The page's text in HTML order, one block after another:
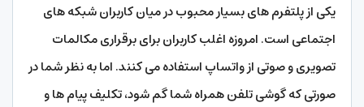
یکی از پلتفرم های بسیار محبوب در میان کاربران شبکه های
اجتماعی است. امروزه اغلب کاربران برای برقراری مکالمات
تصویری و صوتی از واتساپ استفاده می کنند. اما به نظر شما در
صورتی که گوشی تلفن همراه شما گم شود، تکلیف پیام ها و